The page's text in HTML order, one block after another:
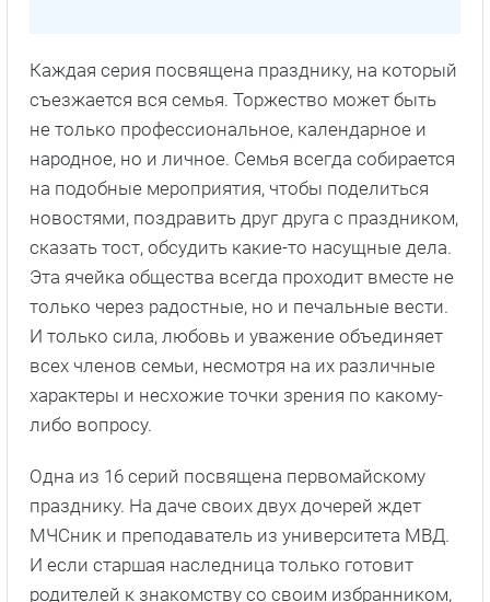
Каждая серия посвящена празднику, на который
съезжается вся семья. Торжество может быть
не только профессиональное, календарное и
народное, но и личное. Семья всегда собирается
на подобные мероприятия, чтобы поделиться
новостями, поздравить друг друга с праздником,
сказать тост, обсудить какие-то насущные дела.
Эта ячейка общества всегда проходит вместе не
только через радостные, но и печальные вести.
И только сила, любовь и уважение объединяет
всех членов семьи, несмотря на их различные
характеры и несхожие точки зрения по какому-
либо вопросу.
Одна из 16 серий посвящена первомайскому
празднику. На даче своих двух дочерей ждет
МЧСник и преподаватель из университета МВД.
И если старшая наследница только готовит
родителей к знакомству со своим избранником,